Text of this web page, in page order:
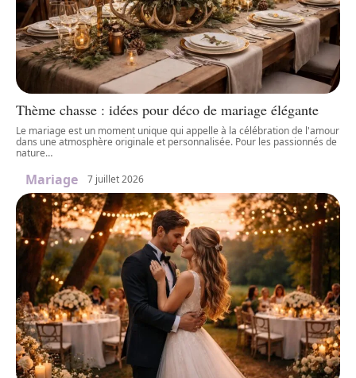
Thème chasse : idées pour déco de mariage élégante
Le mariage est un moment unique qui appelle à la célébration de l'amour
dans une atmosphère originale et personnalisée. Pour les passionnés de
nature…
Mariage 7 juillet 2026